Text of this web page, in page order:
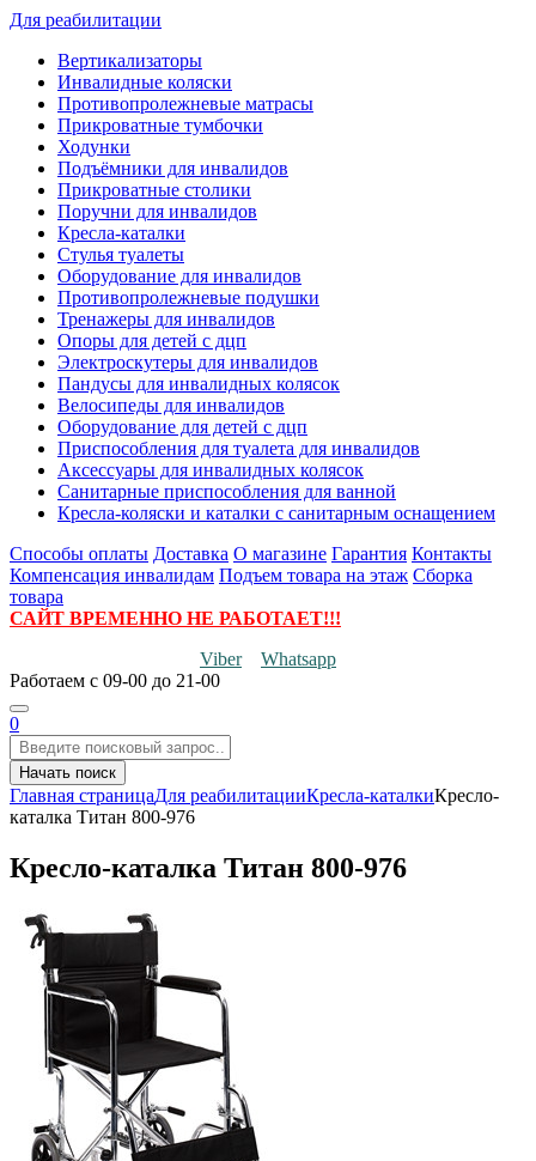
Для реабилитации
Вертикализаторы
Инвалидные коляски
Противопролежневые матрасы
Прикроватные тумбочки
Ходунки
Подъёмники для инвалидов
Прикроватные столики
Поручни для инвалидов
Кресла-каталки
Стулья туалеты
Оборудование для инвалидов
Противопролежневые подушки
Тренажеры для инвалидов
Опоры для детей с дцп
Электроскутеры для инвалидов
Пандусы для инвалидных колясок
Велосипеды для инвалидов
Оборудование для детей с дцп
Приспособления для туалета для инвалидов
Аксессуары для инвалидных колясок
Санитарные приспособления для ванной
Кресла-коляски и каталки с санитарным оснащением
Способы оплаты Доставка О магазине Гарантия Контакты
Компенсация инвалидам Подъем товара на этаж Сборка
товара
САЙТ ВРЕМЕННО НЕ РАБОТАЕТ!!!
Viber
Whatsapp
Работаем с 09-00 до 21-00
0
Начать поиск
Главная страницаДля реабилитацииКресла-каталкиКресло-
каталка Титан 800-976
Кресло-каталка Титан 800-976